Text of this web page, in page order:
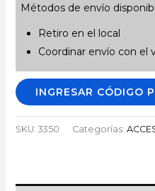
Métodos de envío
Retiro en el local
Coordinar envío con el
INGRESAR CÓDIGO
SKU: 3350 Categorías: